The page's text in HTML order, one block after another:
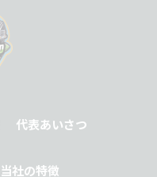
代表あいさつ
当社の特徴